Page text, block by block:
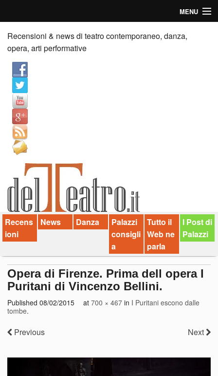
MENU
Home
Recensioni
Anticipazioni
News
Palazzi consiglia
Video
Chi siamo
Contatti
dT in English
Recensioni & news di teatro contemporaneo, danza,
opera, arti performative
Recens
ioni
News Danza
Palazzi
consigli
a
Tutto il
Web ne
parla
I Post di
Palazzi
Opera di Firenze. Prima dell opera I
Puritani di Vincenzo Bellini.
Published 08/02/2015 at 700 × 467 in I Puritani escono dalle
tombe.
Previous Next